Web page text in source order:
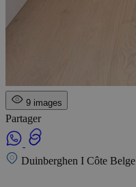
9 images
Partager
Duinberghen I Côte Belge